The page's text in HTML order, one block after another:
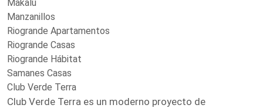
Makalú
Manzanillos
Riogrande Apartamentos
Riogrande Casas
Riogrande Hábitat
Samanes Casas
Club Verde Terra
Club Verde Terra es un moderno proyecto de